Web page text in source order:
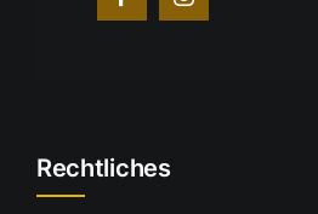
Rechtliches